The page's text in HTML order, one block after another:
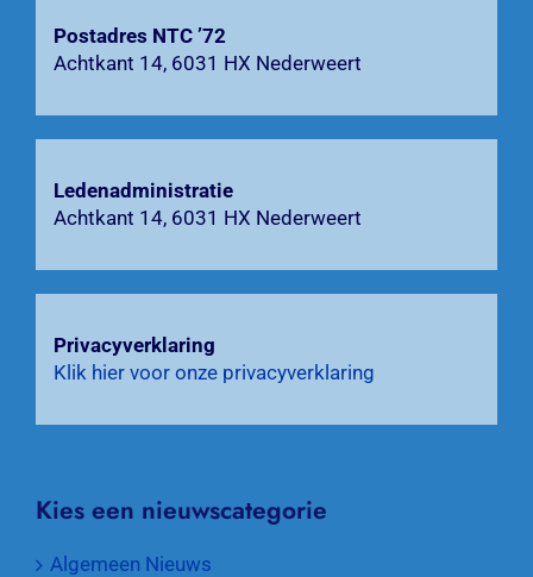
Zoeken
Postadres NTC ’72
Achtkant 14, 6031 HX Nederweert
Ledenadministratie
Achtkant 14, 6031 HX Nederweert
Privacyverklaring
Klik hier voor onze privacyverklaring
Kies een nieuwscategorie
Algemeen Nieuws